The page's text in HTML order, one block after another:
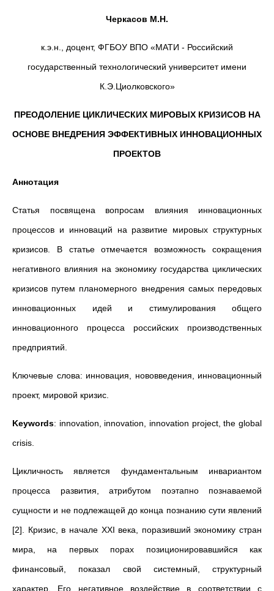
Черкасов М.Н.
к.э.н., доцент, ФГБОУ ВПО «МАТИ - Российский
государственный технологический университет имени
К.Э.Циолковского»
ПРЕОДОЛЕНИЕ ЦИКЛИЧЕСКИХ МИРОВЫХ КРИЗИСОВ НА
ОСНОВЕ ВНЕДРЕНИЯ ЭФФЕКТИВНЫХ ИННОВАЦИОННЫХ
ПРОЕКТОВ
Аннотация
Статья посвящена вопросам влияния инновационных
процессов и инноваций на развитие мировых структурных
кризисов. В статье отмечается возможность сокращения
негативного влияния на экономику государства циклических
кризисов путем планомерного внедрения самых передовых
инновационных идей и стимулирования общего
инновационного процесса российских производственных
предприятий.
Ключевые слова: инновация, нововведения, инновационный
проект, мировой кризис.
Keywords: innovation, innovation, innovation project, the global
crisis.
Цикличность является фундаментальным инвариантом
процесса развития, атрибутом поэтапно познаваемой
сущности и не подлежащей до конца познанию сути явлений
[2]. Кризис, в начале XXI века, поразивший экономику стран
мира, на первых порах позиционировавшийся как
финансовый, показал свой системный, структурный
характер. Его негативное воздействие в соответствии с